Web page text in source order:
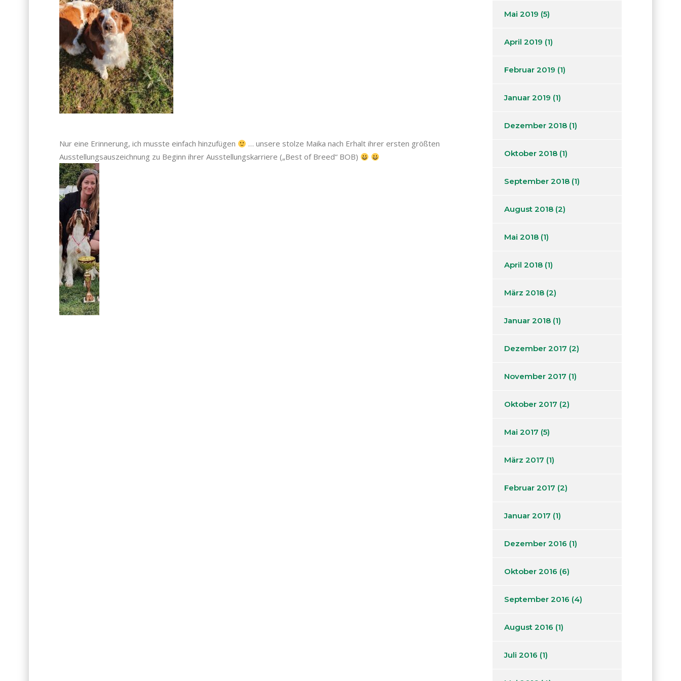
Nur eine Erinnerung, ich musste einfach hinzufügen
… unsere stolze Maika nach Erhalt ihrer ersten größten
Ausstellungsauszeichnung zu Beginn ihrer Ausstellungskarriere („Best of Breed“ BOB)
Mai 2019 (5)
April 2019 (1)
Februar 2019 (1)
Januar 2019 (1)
Dezember 2018 (1)
Oktober 2018 (1)
September 2018 (1)
August 2018 (2)
Mai 2018 (1)
April 2018 (1)
März 2018 (2)
Januar 2018 (1)
Dezember 2017 (2)
November 2017 (1)
Oktober 2017 (2)
Mai 2017 (5)
März 2017 (1)
Februar 2017 (2)
Januar 2017 (1)
Dezember 2016 (1)
Oktober 2016 (6)
September 2016 (4)
August 2016 (1)
Juli 2016 (1)